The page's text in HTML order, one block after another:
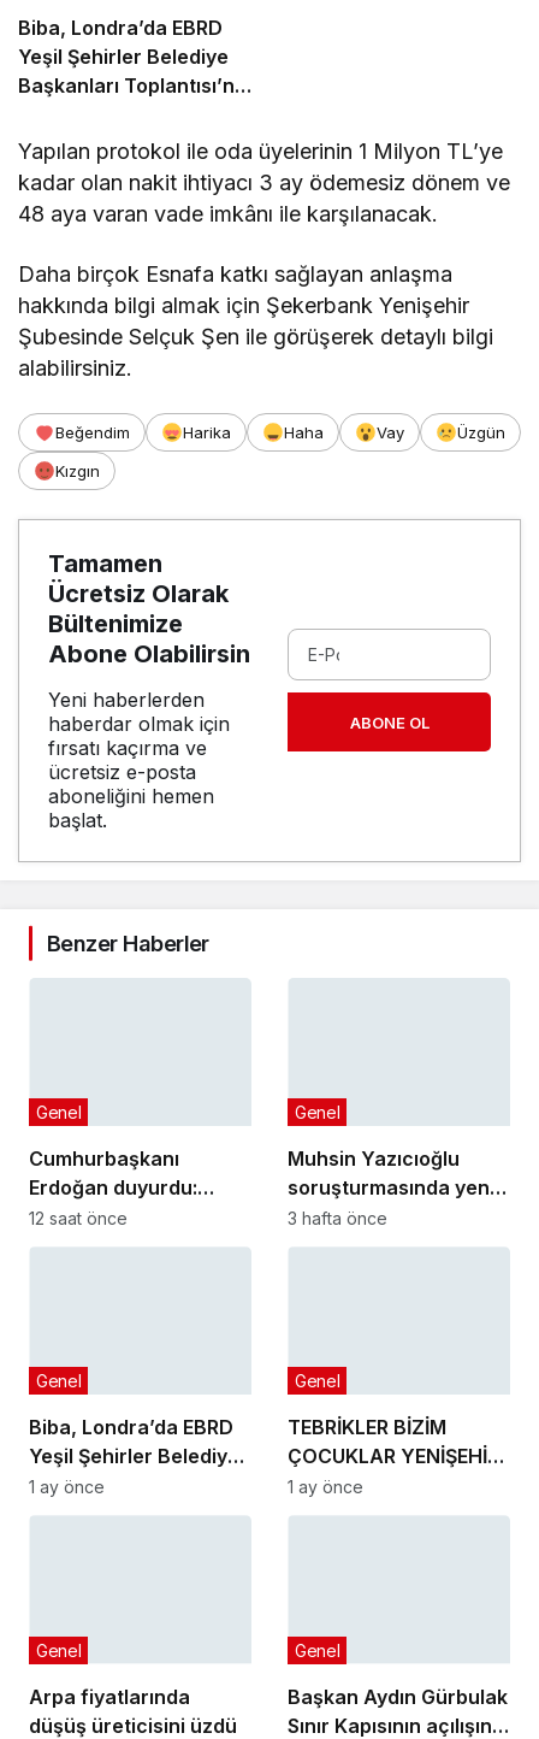
Biba, Londra’da EBRD
Yeşil Şehirler Belediye
Başkanları Toplantısı’na
Yapılan protokol ile oda üyelerinin 1 Milyon TL’ye
kadar olan nakit ihtiyacı 3 ay ödemesiz dönem ve
48 aya varan vade imkânı ile karşılanacak.
Daha birçok Esnafa katkı sağlayan anlaşma
hakkında bilgi almak için Şekerbank Yenişehir
Şubesinde Selçuk Şen ile görüşerek detaylı bilgi
alabilirsiniz.
Beğendim Harika Haha Vay
Üzgün
Kızgın
Tamamen
Ücretsiz Olarak
Bültenimize
Abone Olabilirsin
Yeni haberlerden
haberdar olmak için
fırsatı kaçırma ve
ücretsiz e-posta
aboneliğini hemen
başlat.
ABONE OL
Benzer Haberler
Cumhurbaşkanı
Erdoğan duyurdu:
Kiralık sosyal konut
projesi eylülde başlıyor
Genel
12 saat önce
Muhsin Yazıcıoğlu
soruşturmasında yeni
gelişme!
Genel
3 hafta önce
Biba, Londra’da EBRD
Yeşil Şehirler Belediye
Başkanları
Toplantısı’na katıldı
Genel
1 ay önce
TEBRİKLER BİZİM
ÇOCUKLAR YENİŞEHİR’İ
MAKEDONYA’DA
GURURLA TEMSİL
Genel
1 ay önce
Arpa fiyatlarında
düşüş üreticisini üzdü
Genel
Başkan Aydın Gürbulak
Sınır Kapısının açılışına
Genel